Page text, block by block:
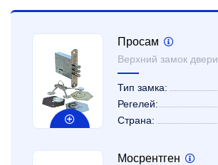
Просам
Верхний замок двери
Тип замка:
Регелей:
Страна:
Мосрентген